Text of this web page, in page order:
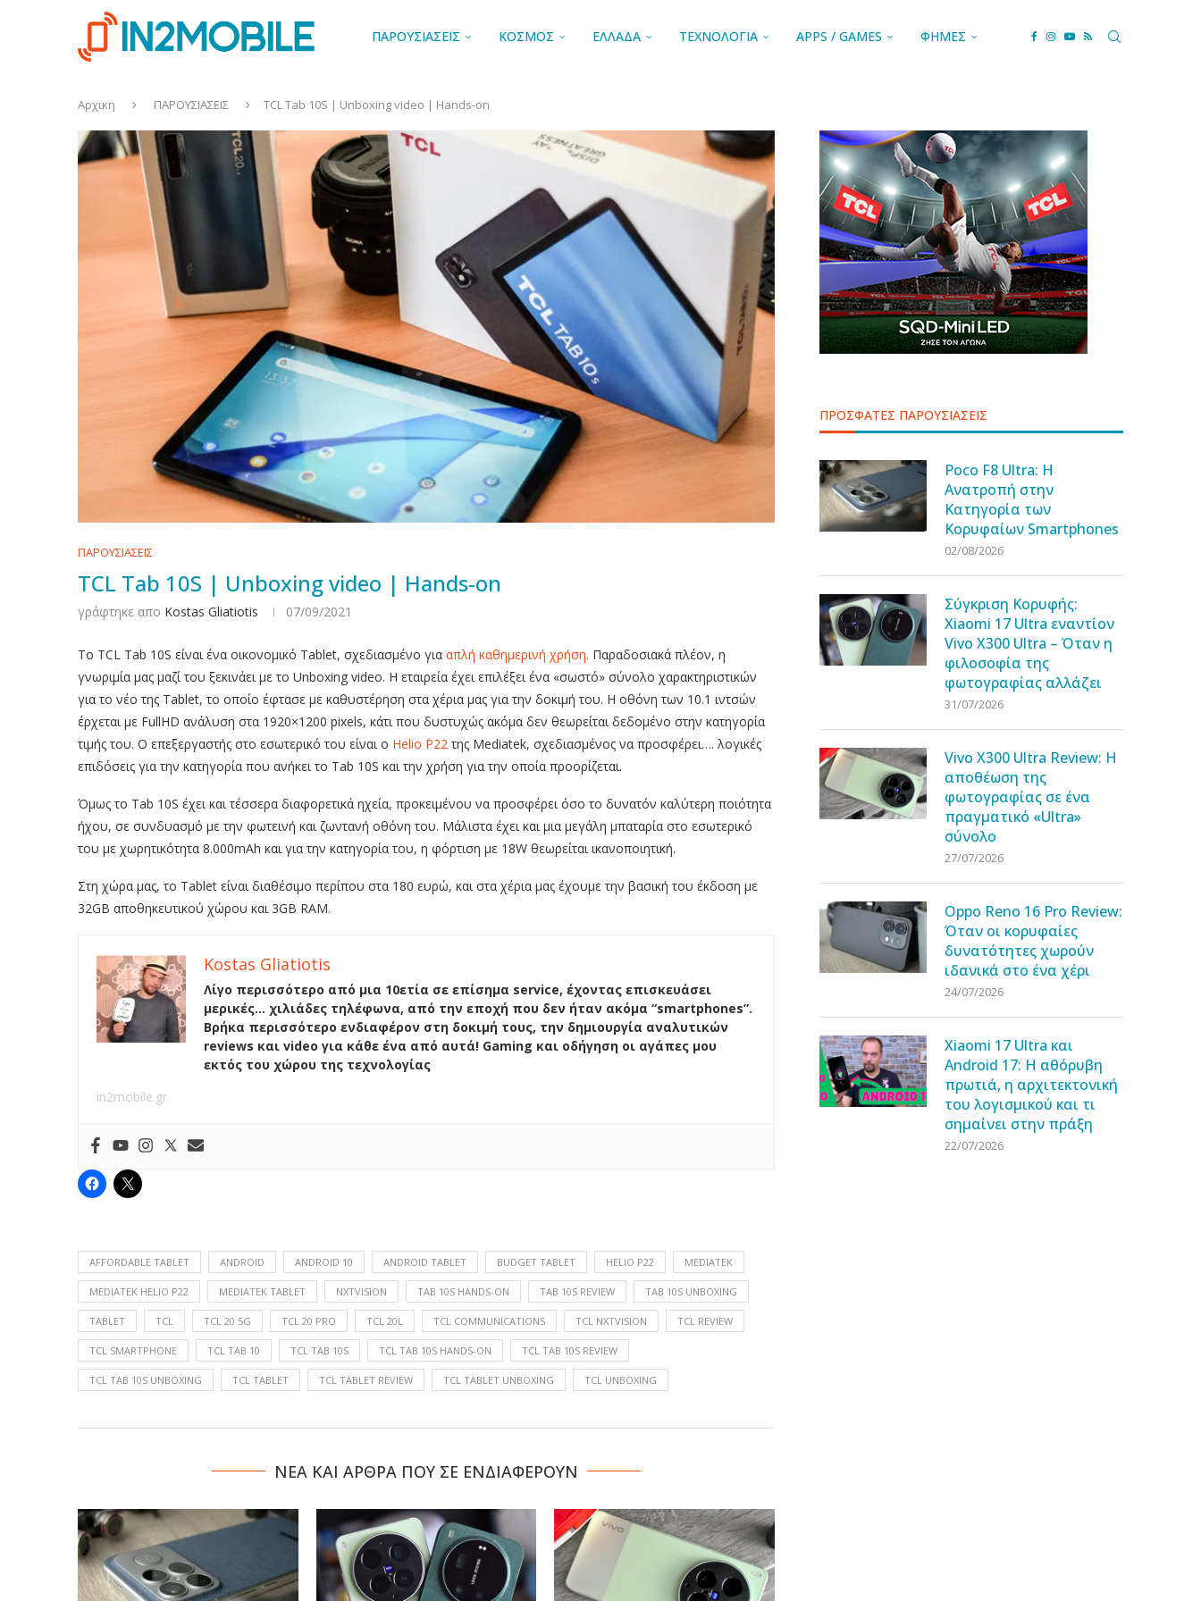
ΠΑΡΟΥΣΙΑΣΕΙΣ ΚΟΣΜΟΣ ΕΛΛΑΔΑ ΤΕΧΝΟΛΟΓΙΑ APPS / GAMES ΦΗΜΕΣ
Αρχικη ΠΑΡΟΥΣΙΑΣΕΙΣ TCL Tab 10S | Unboxing video | Hands-on
ΠΑΡΟΥΣΙΑΣΕΙΣ
TCL Tab 10S | Unboxing video | Hands-on
γράφτηκε απο Kostas Gliatiotis 07/09/2021
Το TCL Tab 10S είναι ένα οικονομικό Tablet, σχεδιασμένο για απλή καθημερινή χρήση. Παραδοσιακά πλέον, η
γνωριμία μας μαζί του ξεκινάει με το Unboxing video. Η εταιρεία έχει επιλέξει ένα «σωστό» σύνολο χαρακτηριστικών
για το νέο της Tablet, το οποίο έφτασε με καθυστέρηση στα χέρια μας για την δοκιμή του. Η οθόνη των 10.1 ιντσών
έρχεται με FullHD ανάλυση στα 1920×1200 pixels, κάτι που δυστυχώς ακόμα δεν θεωρείται δεδομένο στην κατηγορία
τιμής του. Ο επεξεργαστής στο εσωτερικό του είναι ο Helio P22 της Mediatek, σχεδιασμένος να προσφέρει…. λογικές
επιδόσεις για την κατηγορία που ανήκει το Tab 10S και την χρήση για την οποία προορίζεται.
Όμως το Tab 10S έχει και τέσσερα διαφορετικά ηχεία, προκειμένου να προσφέρει όσο το δυνατόν καλύτερη ποιότητα
ήχου, σε συνδυασμό με την φωτεινή και ζωντανή οθόνη του. Μάλιστα έχει και μια μεγάλη μπαταρία στο εσωτερικό
του με χωρητικότητα 8.000mAh και για την κατηγορία του, η φόρτιση με 18W θεωρείται ικανοποιητική.
Στη χώρα μας, το Tablet είναι διαθέσιμο περίπου στα 180 ευρώ, και στα χέρια μας έχουμε την βασική του έκδοση με
32GB αποθηκευτικού χώρου και 3GB RAM.
Kostas Gliatiotis
Λίγο περισσότερο από μια 10ετία σε επίσημα service, έχοντας επισκευάσει
μερικές… χιλιάδες τηλέφωνα, από την εποχή που δεν ήταν ακόμα “smartphones”.
Βρήκα περισσότερο ενδιαφέρον στη δοκιμή τους, την δημιουργία αναλυτικών
reviews και video για κάθε ένα από αυτά! Gaming και οδήγηση οι αγάπες μου
εκτός του χώρου της τεχνολογίας
in2mobile.gr
AFFORDABLE TABLET ANDROID ANDROID 10 ANDROID TABLET BUDGET TABLET HELIO P22 MEDIATEK
MEDIATEK HELIO P22 MEDIATEK TABLET NXTVISION TAB 10S HANDS-ON TAB 10S REVIEW TAB 10S UNBOXING
TABLET TCL TCL 20 5G TCL 20 PRO TCL 20L TCL COMMUNICATIONS TCL NXTVISION TCL REVIEW
TCL SMARTPHONE TCL TAB 10 TCL TAB 10S TCL TAB 10S HANDS-ON TCL TAB 10S REVIEW
TCL TAB 10S UNBOXING TCL TABLET TCL TABLET REVIEW TCL TABLET UNBOXING TCL UNBOXING
NΕΑ ΚΑΙ ΑΡΘΡΑ ΠΟΥ ΣΕ ΕΝΔΙΑΦΕΡΟΥΝ
ΠΡΟΣΦΑΤΕΣ ΠΑΡΟΥΣΙΑΣΕΙΣ
Poco F8 Ultra: Η
Ανατροπή στην
Κατηγορία των
Κορυφαίων Smartphones
02/08/2026
Σύγκριση Κορυφής:
Xiaomi 17 Ultra εναντίον
Vivo X300 Ultra – Όταν η
φιλοσοφία της
φωτογραφίας αλλάζει
31/07/2026
Vivo X300 Ultra Review: Η
αποθέωση της
φωτογραφίας σε ένα
πραγματικό «Ultra»
σύνολο
27/07/2026
Oppo Reno 16 Pro Review:
Όταν οι κορυφαίες
δυνατότητες χωρούν
ιδανικά στο ένα χέρι
24/07/2026
Xiaomi 17 Ultra και
Android 17: Η αθόρυβη
πρωτιά, η αρχιτεκτονική
του λογισμικού και τι
σημαίνει στην πράξη
22/07/2026